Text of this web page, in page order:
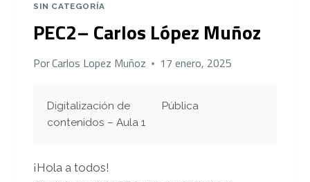
SIN CATEGORÍA
PEC2– Carlos López Muñoz
PorCarlos Lopez Muñoz 17 enero, 2025
Digitalización de
contenidos – Aula 1
Pública
¡Hola a todos!